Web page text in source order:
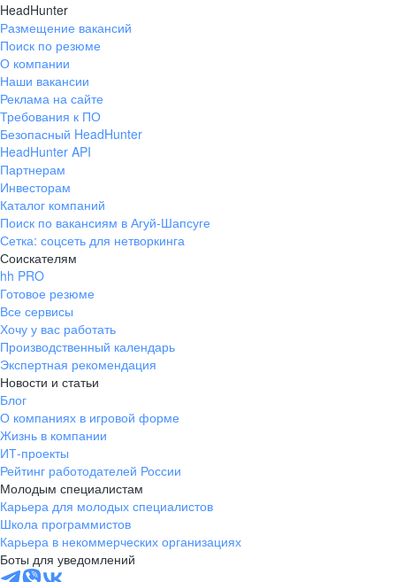
HeadHunter
Размещение вакансий
Поиск по резюме
О компании
Наши вакансии
Реклама на сайте
Требования к ПО
Безопасный HeadHunter
HeadHunter API
Партнерам
Инвесторам
Каталог компаний
Поиск по вакансиям в Агуй-Шапсуге
Сетка: соцсеть для нетворкинга
Соискателям
hh PRO
Готовое резюме
Все сервисы
Хочу у вас работать
Производственный календарь
Экспертная рекомендация
Новости и статьи
Блог
О компаниях в игровой форме
Жизнь в компании
ИТ-проекты
Рейтинг работодателей России
Молодым специалистам
Карьера для молодых специалистов
Школа программистов
Карьера в некоммерческих организациях
Боты для уведомлений